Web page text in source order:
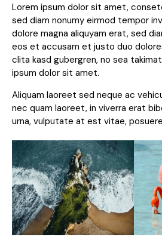
Lorem ipsum dolor sit amet,
sed diam nonumy eirmod tempor
dolore magna aliquyam erat, sed
eos et accusam et justo duo
clita kasd gubergren, no sea
ipsum dolor sit amet.
Aliquam laoreet sed neque ac
nec quam laoreet, in viverra erat
urna, vulputate at est vitae,